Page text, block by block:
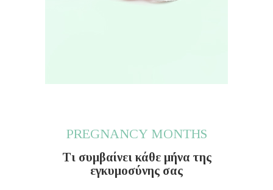
PREGNANCY MONTHS
Τι συμβαίνει κάθε μήνα της
εγκυμοσύνης σας